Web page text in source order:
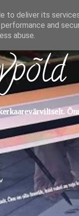
to deliver its
and
abuse.